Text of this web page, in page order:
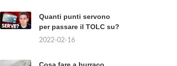
Quanti punti servono
per passare il TOLC su?
2022-02-16